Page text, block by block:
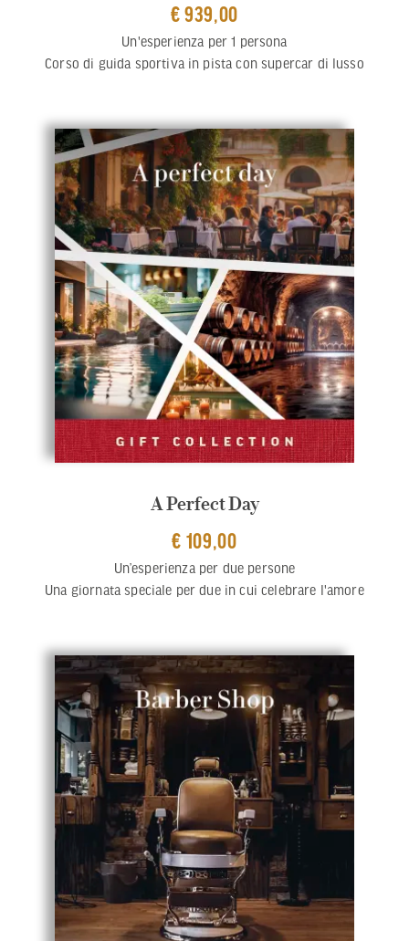
€ 939,00
Un'esperienza per 1 persona
Corso di guida sportiva in pista con supercar di lusso
A Perfect Day
€ 109,00
Un’esperienza per due persone
Una giornata speciale per due in cui celebrare l'amore